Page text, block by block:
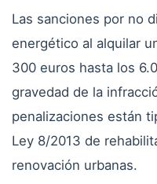
Las sanciones por no
energético al alquilar
300 euros hasta los
gravedad de la
penalizaciones están
Ley 8/2013 de
renovación urbanas.